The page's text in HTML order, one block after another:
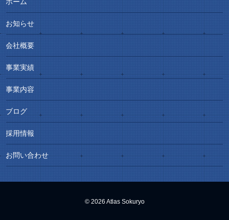
お知らせ
会社概要
事業実績
事業内容
ブログ
採用情報
お問い合わせ
© 2026 Atlas Sokuryo